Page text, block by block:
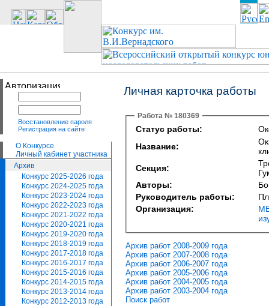
Восстановление пароля
Регистрация на сайте
О Конкурсе
Личный кабинет участника
Архив
Конкурс 2025-2026 года
Конкурс 2024-2025 года
Конкурс 2023-2024 года
Конкурс 2022-2023 года
Конкурс 2021-2022 года
Конкурс 2020-2021 года
Конкурс 2019-2020 года
Конкурс 2018-2019 года
Конкурс 2017-2018 года
Конкурс 2016-2017 года
Конкурс 2015-2016 года
Конкурс 2014-2015 года
Конкурс 2013-2014 года
Конкурс 2012-2013 года
Личная карточка работы
Работа № 180369
Статус работы:
Название:
Секция:
Авторы:
Руководитель работы:
Организация:
Архив работ 2008-2009 года
Архив работ 2007-2008 года
Архив работ 2006-2007 года
Архив работ 2005-2006 года
Архив работ 2004-2005 года
Архив работ 2003-2004 года
Поиск работ